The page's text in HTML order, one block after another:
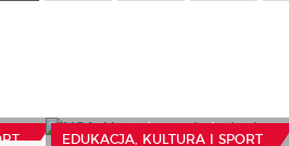
EDUKACJA, KULTURA I SPORT